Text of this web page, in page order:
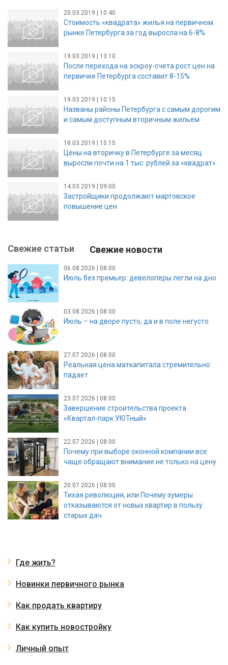
20.03.2019 | 10:40
Стоимость «квадрата» жилья на первичном
рынке Петербурга за год выросла на 6-8%
19.03.2019 | 13:10
После перехода на эскроу-счета рост цен на
первичке Петербурга составит 8-15%
19.03.2019 | 10:15
Названы районы Петербурга с самым дорогим
и самым доступным вторичным жильем
18.03.2019 | 15:15
Цены на вторичку в Петербурге за месяц
выросли почти на 1 тыс. рублей за «квадрат»
14.03.2019 | 09:00
Застройщики продолжают мартовское
повышение цен
Свежие статьи Свежие новости
06.08.2026 | 08:00
Июль без премьер: девелоперы легли на дно
03.08.2026 | 08:00
Июль – на дворе пусто, да и в поле негусто
27.07.2026 | 08:00
Реальная цена маткапитала стремительно
падает
23.07.2026 | 08:00
Завершение строительства проекта
«Квартал-парк УЮТный»
22.07.2026 | 08:00
Почему при выборе оконной компании все
чаще обращают внимание не только на цену
20.07.2026 | 08:00
Тихая революция, или Почему зумеры
отказываются от новых квартир в пользу
старых дач
Где жить?
Новинки первичного рынка
Как продать квартиру
Как купить новостройку
Личный опыт